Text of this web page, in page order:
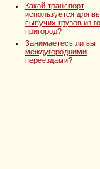
Какой транспорт
используется для
сыпучих грузов из
пригород?
Занимаетесь ли вы
междугородними
переездами?